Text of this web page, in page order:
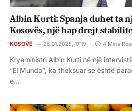
Albin Kurti: Spanja duhet ta
Kosovës, një hap drejt
KOSOVË 28.01.2025, 17:19 4 Mins
Kryeministri Albin Kurti në një
“El Mundo”, ka theksuar se është
e…